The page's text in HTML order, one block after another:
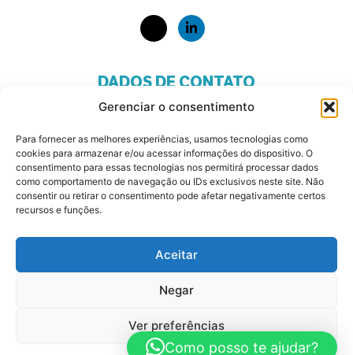
Gerenciar o consentimento
Para fornecer as melhores experiências, usamos tecnologias como
cookies para armazenar e/ou acessar informações do dispositivo. O
consentimento para essas tecnologias nos permitirá processar dados
como comportamento de navegação ou IDs exclusivos neste site. Não
consentir ou retirar o consentimento pode afetar negativamente certos
recursos e funções.
Aceitar
Negar
Ver preferências
DADOS DE CONTATO
Telefone: +55 11 93280-1408
Alphaville - São Paulo
Politica de Privacidade
Termos e Condições
© Copyright Dreams and Purpose Consulting –
reservados
Como posso te ajudar?